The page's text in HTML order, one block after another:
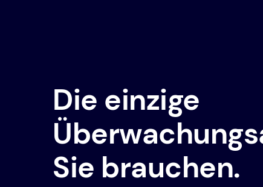
Die einzige
Sie brauchen.